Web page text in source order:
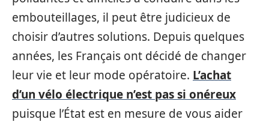
embouteillages, il peut être judicieux de
choisir d’autres solutions. Depuis quelques
années, les Français ont décidé de changer
leur vie et leur mode opératoire. L’achat
d’un vélo électrique n’est pas si onéreux
puisque l’État est en mesure de vous aider